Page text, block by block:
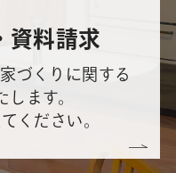
資料請求
づくりに関する
します。
ください。